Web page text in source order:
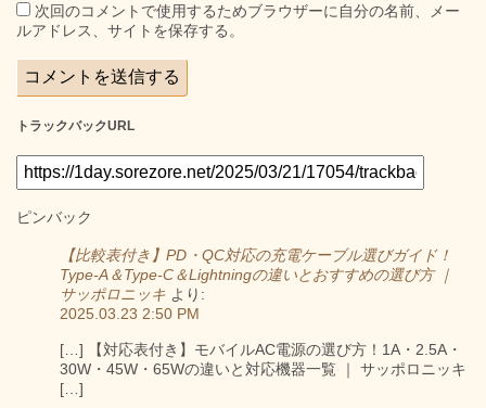
次回のコメントで使用するためブラウザーに自分の名前、メー
ルアドレス、サイトを保存する。
トラックバックURL
ピンバック
【比較表付き】PD・QC対応の充電ケーブル選びガイド！
Type-A＆Type-C＆Lightningの違いとおすすめの選び方 ｜
サッポロニッキ より:
2025.03.23 2:50 PM
[…] 【対応表付き】モバイルAC電源の選び方！1A・2.5A・
30W・45W・65Wの違いと対応機器一覧 ｜ サッポロニッキ
[…]